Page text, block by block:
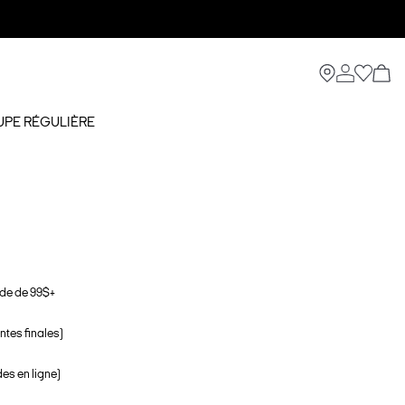
RÉGULIÈRE
de 99$+
finales)
en ligne)